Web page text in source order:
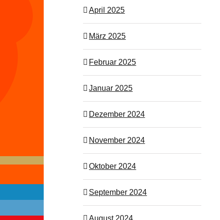
April 2025
März 2025
Februar 2025
Januar 2025
Dezember 2024
November 2024
Oktober 2024
September 2024
August 2024